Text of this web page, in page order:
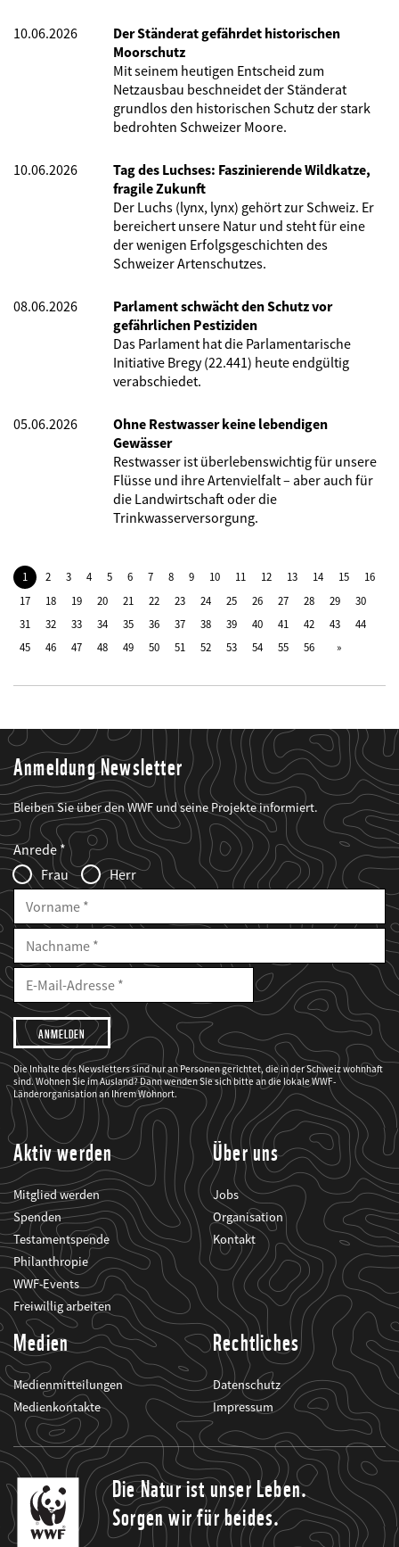
10.06.2026
Der Ständerat gefährdet historischen
Moorschutz
Mit seinem heutigen Entscheid zum
Netzausbau beschneidet der Ständerat
grundlos den historischen Schutz der stark
bedrohten Schweizer Moore.
10.06.2026
Tag des Luchses: Faszinierende Wildkatze,
fragile Zukunft
Der Luchs (lynx, lynx) gehört zur Schweiz. Er
bereichert unsere Natur und steht für eine
der wenigen Erfolgsgeschichten des
Schweizer Artenschutzes.
08.06.2026
Parlament schwächt den Schutz vor
gefährlichen Pestiziden
Das Parlament hat die Parlamentarische
Initiative Bregy (22.441) heute endgültig
verabschiedet.
05.06.2026
Ohne Restwasser keine lebendigen
Gewässer
Restwasser ist überlebenswichtig für unsere
Flüsse und ihre Artenvielfalt – aber auch für
die Landwirtschaft oder die
Trinkwasserversorgung.
1 2 3 4 5 6 7 8 9 10 11 12 13 14 15
16
17
18 19 20 21 22 23 24 25 26 27 28 29
30
31
32 33 34 35 36 37 38 39 40 41 42 43
44
45
46 47 48 49 50 51 52 53 54 55 56
Anmeldung Newsletter
Bleiben Sie über den WWF und seine Projekte informiert.
Web2Case
Infofelder
Fieldset
anrede_name
Anrede
Frau
Herr
Vorname
Nachname
E-
Mailadresse
E-
Adresse
Ich
möchte,
dass
der
WWF
mich
über
seine
Projekte
informiert.
Die Inhalte des Newsletters sind nur an Personen gerichtet, die in der Schweiz wohnhaft
sind. Wohnen Sie im Ausland? Dann wenden Sie sich bitte an die lokale WWF-
Länderorganisation an Ihrem Wohnort.
Aktiv werden
Mitglied werden
Spenden
Testamentspende
Philanthropie
WWF-Events
Freiwillig arbeiten
Über uns
Jobs
Organisation
Kontakt
Medien
Medienmitteilungen
Medienkontakte
Rechtliches
Datenschutz
Impressum
Die Natur ist unser Leben.
Sorgen wir für beides.